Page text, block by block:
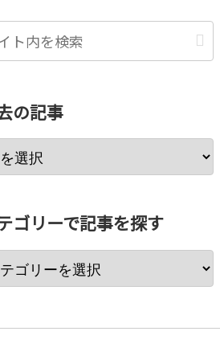
の記事
ゴリーで記事を探す